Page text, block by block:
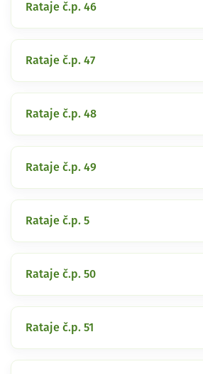
Rataje č.p. 46
Rataje č.p. 47
Rataje č.p. 48
Rataje č.p. 49
Rataje č.p. 5
Rataje č.p. 50
Rataje č.p. 51